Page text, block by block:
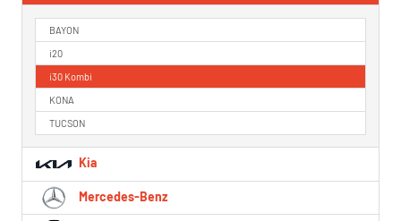
BAYON
i20
i30 Kombi
KONA
TUCSON
Kia
Mercedes-Benz